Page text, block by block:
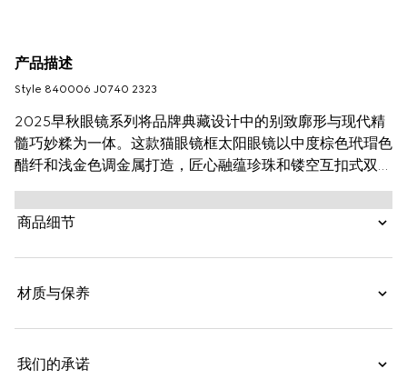
产品描述
Style ‎840006 J0740 2323
2025早秋眼镜系列将品牌典藏设计中的别致廓形与现代精
髓巧妙糅为一体。这款猫眼镜框太阳眼镜以中度棕色玳瑁色
醋纤和浅金色调金属打造，匠心融蕴珍珠和镂空互扣式双
G。
商品细节
材质与保养
我们的承诺